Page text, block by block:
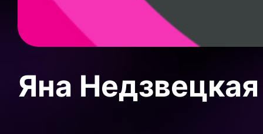
Яна Недзвецкая